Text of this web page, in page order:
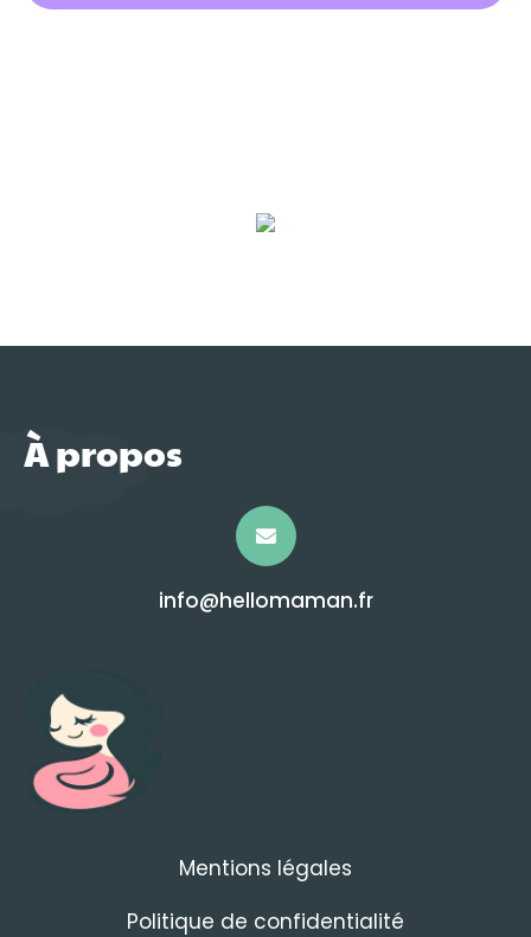
À propos
info@hellomaman.fr
Mentions légales
Politique de confidentialité